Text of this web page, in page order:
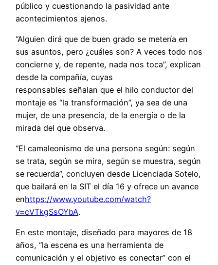
público y cuestionando la pasividad ante
acontecimientos ajenos.
“Alguien dirá que de buen grado se metería en
sus asuntos, pero ¿cuáles son? A veces todo nos
concierne y, de repente, nada nos toca”, explican
desde la compañía, cuyas
responsables señalan que el hilo conductor del
montaje es “la transformación”, ya sea de una
mujer, de una presencia, de la energía o de la
mirada del que observa.
“El camaleonismo de una persona según: según
se trata, según se mira, según se muestra, según
se recuerda”, concluyen desde Licenciada Sotelo,
que bailará en la SIT el día 16 y ofrece un avance
enhttps://www.youtube.com/watch?
v=cVTkgSsOYbA.
En este montaje, diseñado para mayores de 18
años, “la escena es una herramienta de
comunicación y el objetivo es conectar” con el